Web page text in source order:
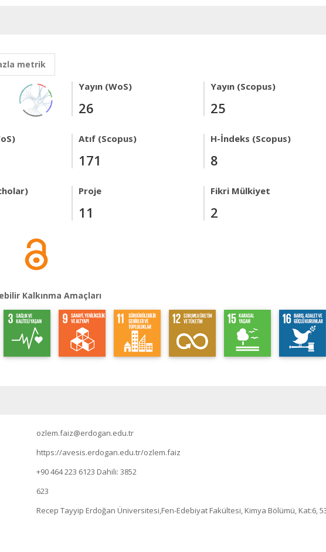
metrik
Yayın (WoS)
26
Yayın (Scopus)
25
Atıf (Scopus)
171
H-İndeks (Scopus)
8
Proje
11
Fikri Mülkiyet
2
Kalkınma Amaçları
ozlem.faiz@erdogan.edu.tr
https://avesis.erdogan.edu.tr/ozlem.faiz
+90 464 223 6123 Dahili: 3852
623
Recep Tayyip Erdoğan Üniversitesi,Fen-Edebiyat Fakültesi, Kimya Bölümü, Kat:6,